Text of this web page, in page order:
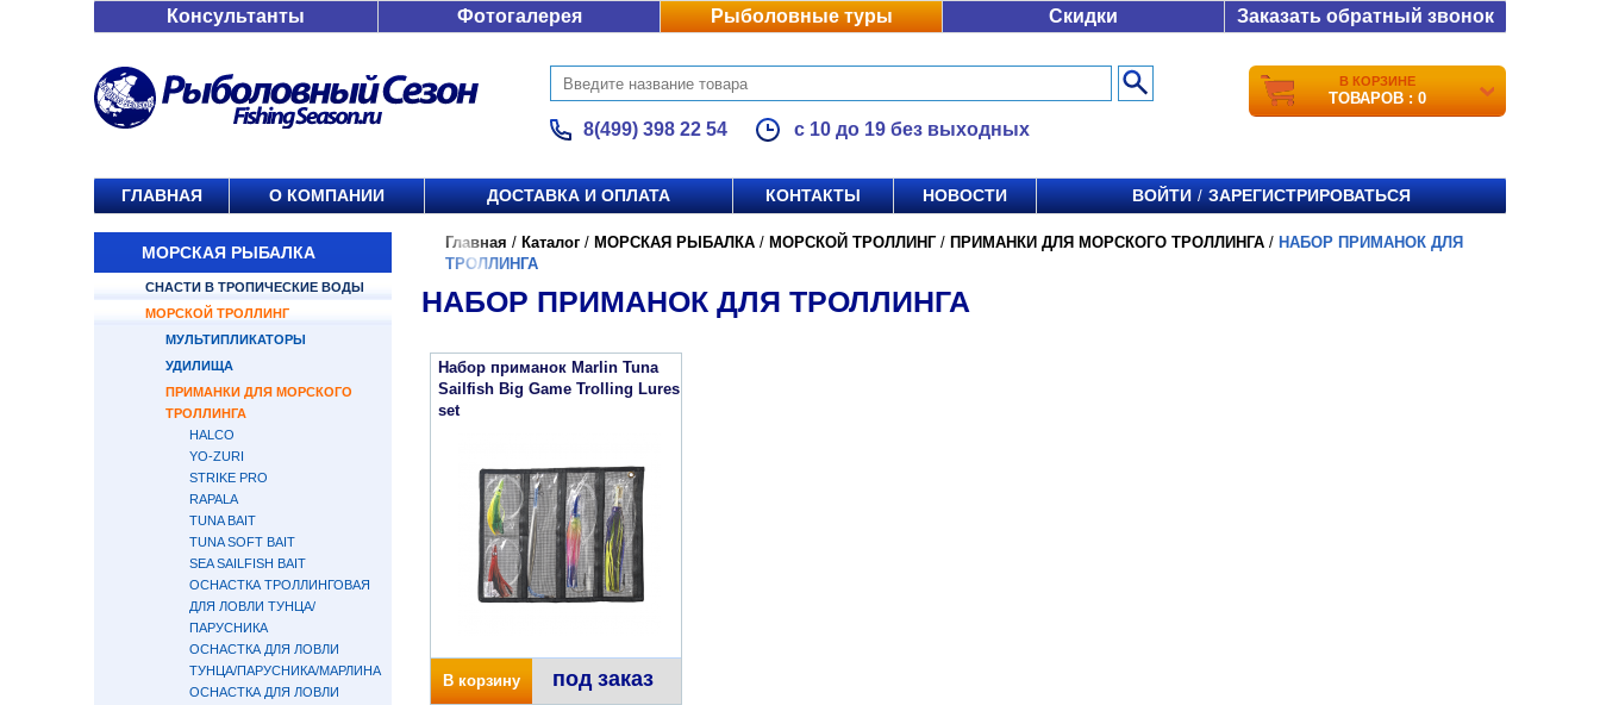
Консультанты Фотогалерея Рыболовные туры Скидки Заказать обратный звонок
8(499) 398 22 54 с 10 до 19 без выходных
В КОРЗИНЕ
ТОВАРОВ : 0
ГЛАВНАЯ О КОМПАНИИ ДОСТАВКА И ОПЛАТА КОНТАКТЫ НОВОСТИ ВОЙТИ / ЗАРЕГИСТРИРОВАТЬСЯ
МОРСКАЯ РЫБАЛКА
СНАСТИ В ТРОПИЧЕСКИЕ ВОДЫ
МОРСКОЙ ТРОЛЛИНГ
МУЛЬТИПЛИКАТОРЫ
УДИЛИЩА
ПРИМАНКИ ДЛЯ МОРСКОГО
ТРОЛЛИНГА
HALCO
YO-ZURI
STRIKE PRO
RAPALA
TUNA BAIT
TUNA SOFT BAIT
SEA SAILFISH BAIT
ОСНАСТКА ТРОЛЛИНГОВАЯ
ДЛЯ ЛОВЛИ ТУНЦА/
ПАРУСНИКА
ОСНАСТКА ДЛЯ ЛОВЛИ
ТУНЦА/ПАРУСНИКА/МАРЛИНА
ОСНАСТКА ДЛЯ ЛОВЛИ
Главная / Каталог / МОРСКАЯ РЫБАЛКА / МОРСКОЙ ТРОЛЛИНГ/ ПРИМАНКИ ДЛЯ МОРСКОГО ТРОЛЛИНГА / НАБОР ПРИМАНОК ДЛЯ
ТРОЛЛИНГА
НАБОР ПРИМАНОК ДЛЯ ТРОЛЛИНГА
Набор приманок Marlin Tuna
Sailfish Big Game Trolling Lures
set
В корзину под заказ